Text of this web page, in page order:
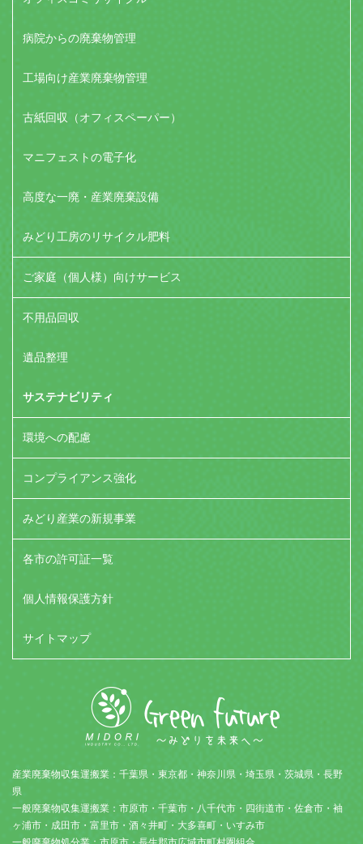
病院からの廃棄物管理
工場向け産業廃棄物管理
古紙回収（オフィスペーパー）
マニフェストの電子化
高度な一廃・産業廃棄設備
みどり工房のリサイクル肥料
ご家庭（個人様）向けサービス
不用品回収
遺品整理
サステナビリティ
環境への配慮
コンプライアンス強化
みどり産業の新規事業
各市の許可証一覧
個人情報保護方針
サイトマップ
産業廃棄物収集運搬業：千葉県・東京都・神奈川県・埼玉県・茨城県・長野
県
一般廃棄物収集運搬業：市原市・千葉市・八千代市・四街道市・佐倉市・袖
ヶ浦市・成田市・富里市・酒々井町・大多喜町・いすみ市